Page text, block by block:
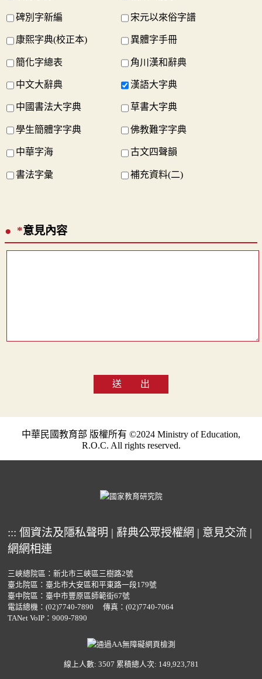
碑別字新編 宋元以來俗字譜
康熙字典(校正本) 異體字手冊
簡化字總表 角川漢和辭典
中文大辭典 漢語大字典
中國書法大字典 草書大字典
學生簡體字字典 佛教難字字典
中華字海 古文四聲韻
書法字彙 補充資料(二)
*意見內容
送 出
中華民國教育部 版權所有 ©2024 Ministry of Education,
R.O.C. All rights reserved.
::: 個資法及隱私聲明 | 辭典公眾授權網 | 意見交流 |
網網相連
三峽總院區：新北市三峽區三樹路2號
臺北院區：臺北市大安區和平東路一段179號
臺中院區：臺中市豐原區師範街67號
電話總機： (02)7740-7890
傳真：(02)7740-7064
TANet VoIP：9009-7890
線上人數: 3507 累積總人次: 149,923,781